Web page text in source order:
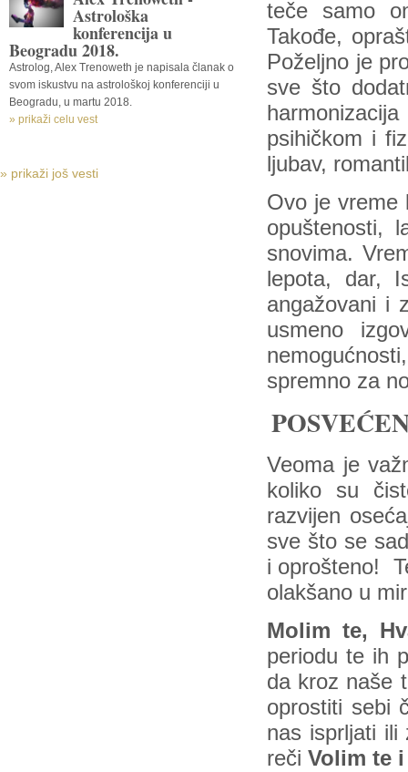
Astrološka
konferencija u
Beogradu 2018.
Astrolog, Alex Trenoweth je napisala članak o
svom iskustvu na astrološkoj konferenciji u
Beogradu, u martu 2018.
» prikaži celu vest
» prikaži još vesti
teče samo
Takođe,
Poželjno je
sve što
psihičkom i
ljubav,
Ovo je vreme
opuštenosti,
snovima.
lepota, dar,
angažovani i
usmeno
spremno za
Veoma je
koliko su
razvijen
sve što se
i oprošteno!
olakšano u
Molim te,
periodu te ih
da kroz naše
oprostiti sebi
nas isprljati ili
reči Volim te